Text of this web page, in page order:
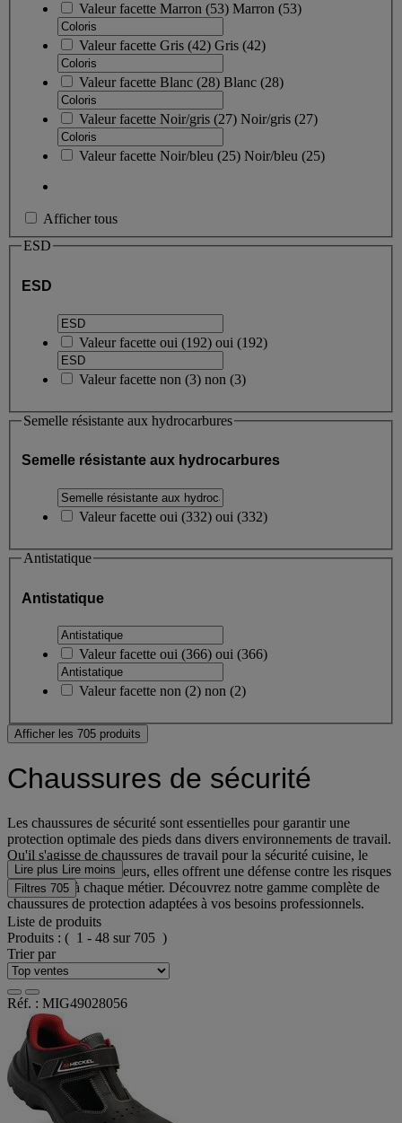
Valeur facette Marron (53) Marron (53)
Valeur facette Gris (42) Gris (42)
Valeur facette Blanc (28) Blanc (28)
Valeur facette Noir/gris (27) Noir/gris (27)
Valeur facette Noir/bleu (25) Noir/bleu (25)
Afficher tous
ESD
ESD
Valeur facette oui (192) oui (192)
Valeur facette non (3) non (3)
Semelle résistante aux hydrocarbures
Semelle résistante aux hydrocarbures
Valeur facette oui (332) oui (332)
Antistatique
Antistatique
Valeur facette oui (366) oui (366)
Valeur facette non (2) non (2)
Afficher les 705 produits
Chaussures de sécurité
Les chaussures de sécurité sont essentielles pour garantir une
protection optimale des pieds dans divers environnements de travail.
Qu'il s'agisse de chaussures de travail pour la sécurité cuisine, le
BTP ou d'autres secteurs, elles offrent une défense contre les risques
spécifiques à chaque métier. Découvrez notre gamme complète de
chaussures de protection adaptées à vos besoins professionnels.
Lire plus Lire moins
Filtres 705
Liste de produits
Produits : ( 1 - 48 sur 705 )
Trier par
Réf. : MIG49028056